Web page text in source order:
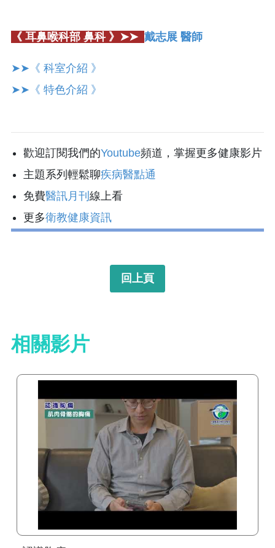
《 耳鼻喉科部 鼻科 》➤➤ 戴志展 醫師
➤➤《 科室介紹 》
➤➤《 特色介紹 》
歡迎訂閱我們的Youtube頻道，掌握更多健康影片
主題系列輕鬆聊疾病醫點通
免費醫訊月刊 線上看
更多衛教健康資訊
回上頁
相關影片